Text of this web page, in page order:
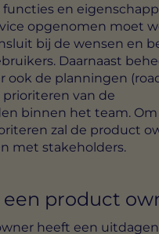
en
opgenomen moet
bij de wensen en
Daarnaast
ook de planningen
van de
binnen het team.
zal de product
met stakeholders.
product
heeft een